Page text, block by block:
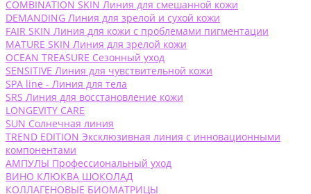
COMBINATION SKIN Линия для смешанной кожи
DEMANDING Линия для зрелой и сухой кожи
FAIR SKIN Линия для кожи с проблемами пигментации
MATURE SKIN Линия для зрелой кожи
OCEAN TREASURE Сезонный уход
SENSITIVE Линия для чувствительной кожи
SPA line - Линия для тела
SRS Линия для восстановление кожи
LONGEVITY CARE
SUN Солнечная линия
TREND EDITION Эксклюзивная линия с инновационными
компонентами
АМПУЛЫ Профессиональный уход
ВИНО КЛЮКВА ШОКОЛАД
КОЛЛАГЕНОВЫЕ БИОМАТРИЦЫ